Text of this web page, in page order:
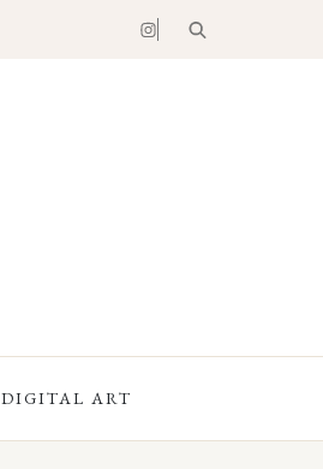
DIGITAL ART